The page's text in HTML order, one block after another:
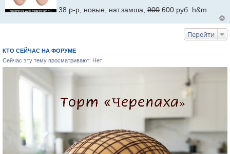
38 р-р, новые, нат.замша, 900 600 руб. h&m
Перейти
КТО СЕЙЧАС НА ФОРУМЕ
Сейчас эту тему просматривают: Нет